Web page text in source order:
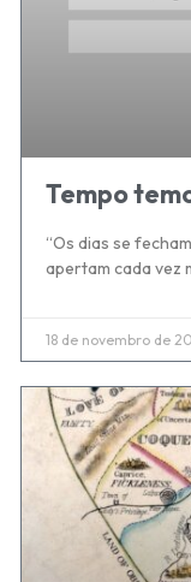
Tempo
“Os dias se
apertam cada vez
18 de novembro de